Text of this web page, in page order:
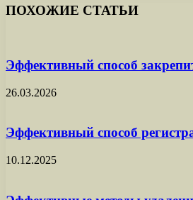
ПОХОЖИЕ СТАТЬИ
Эффективный способ
26.03.2026
Эффективный способ
10.12.2025